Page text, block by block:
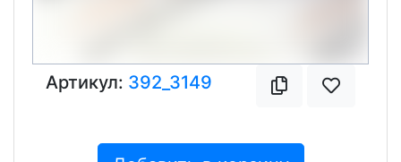
Артикул: 392_3149